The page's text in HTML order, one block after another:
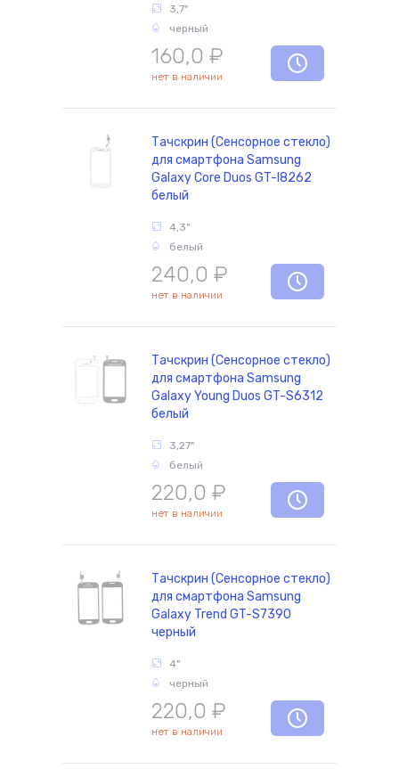
3,7"
черный
160,0 ₽
нет в наличии
Тачскрин (Сенсорное стекло)
для смартфона Samsung
Galaxy Core Duos GT-I8262
белый
4,3"
белый
240,0 ₽
нет в наличии
Тачскрин (Сенсорное стекло)
для смартфона Samsung
Galaxy Young Duos GT-S6312
белый
3,27"
белый
220,0 ₽
нет в наличии
Тачскрин (Сенсорное стекло)
для смартфона Samsung
Galaxy Trend GT-S7390
черный
4"
черный
220,0 ₽
нет в наличии